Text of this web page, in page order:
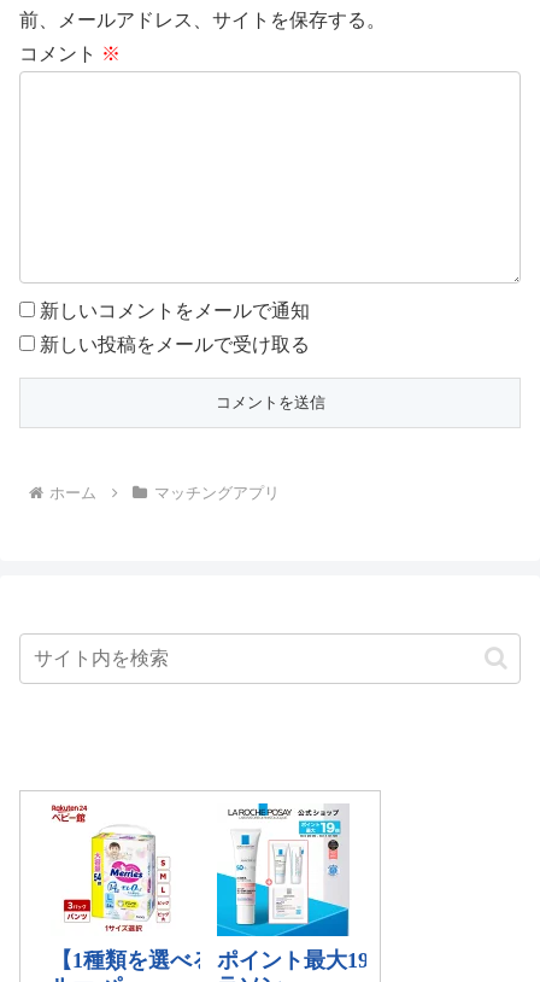
前、メールアドレス、サイトを保存する。
コメント ※
新しいコメントをメールで通知
新しい投稿をメールで受け取る
ホーム マッチングアプリ